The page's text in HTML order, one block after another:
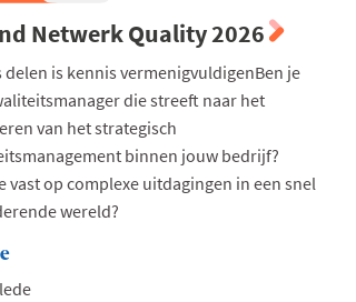
Netwerk Quality 2026
delen is kennis vermenigvuldigenBen je
die streeft naar het
van het strategisch
binnen jouw bedrijf?
vast op complexe uitdagingen in een snel
wereld?